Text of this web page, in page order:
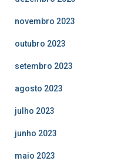
novembro 2023
outubro 2023
setembro 2023
agosto 2023
julho 2023
junho 2023
maio 2023